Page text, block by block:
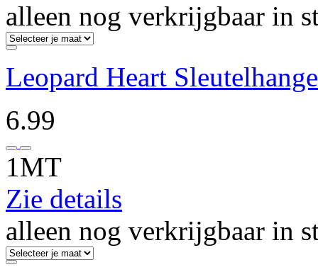
alleen nog verkrijgbaar in
Leopard Heart
6.99
1MT
Zie details
alleen nog verkrijgbaar in